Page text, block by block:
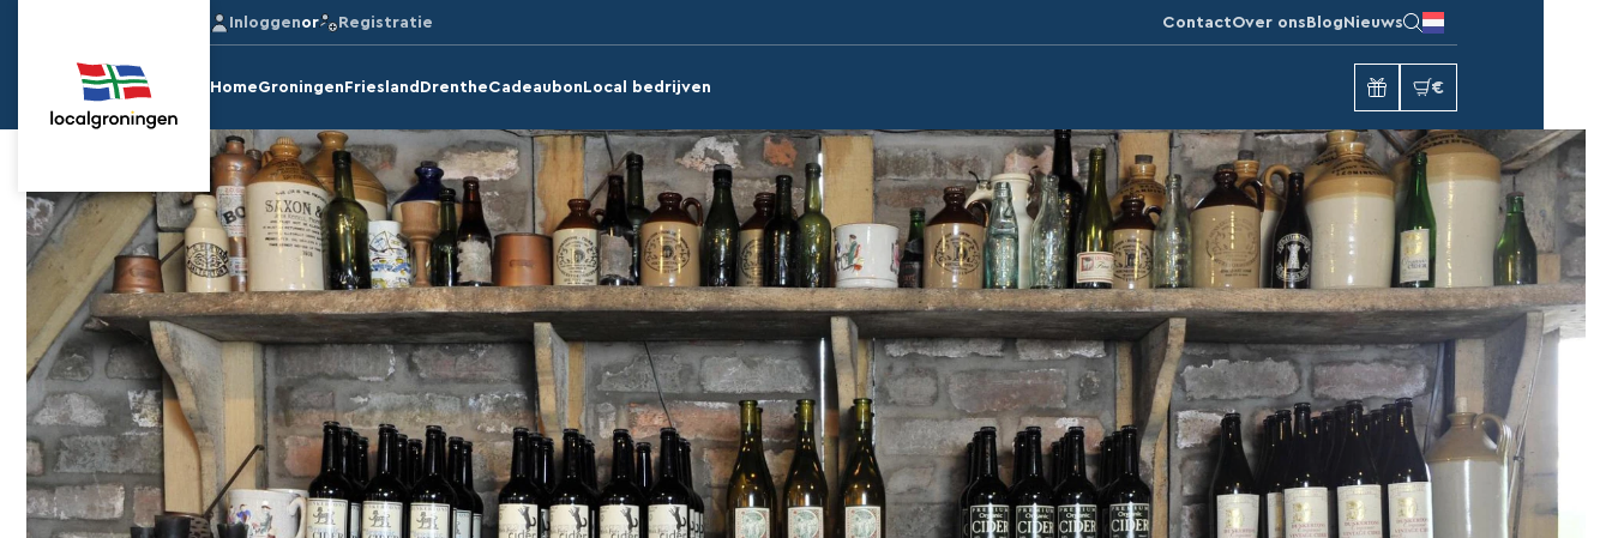
Inloggenor Registratie ContactOver ons Blog Nieuws
HomeGroningen Friesland DrentheCadeaubon Local bedrijven €